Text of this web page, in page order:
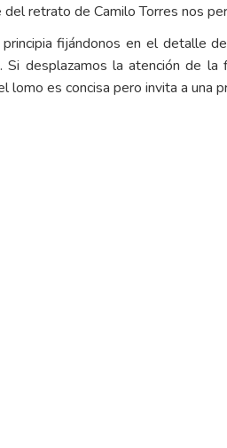
retrato de Camilo Torres nos
fijándonos en el detalle
. Si desplazamos la atención de la
lomo es concisa pero invita a una